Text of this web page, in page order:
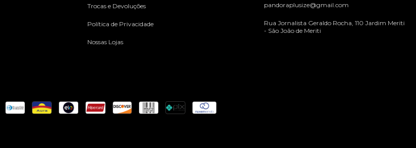
Trocas e Devoluções
Política de Privacidade
Nossas Lojas
pandoraplusize@gmail.com
Rua Jornalista Geraldo Rocha, 110 Jardim Meriti
- São João de Meriti